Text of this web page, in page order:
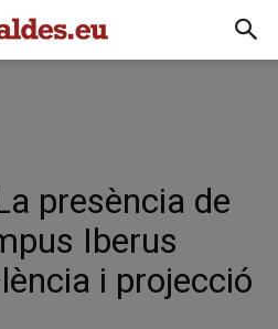
presència de
Iberus
i projecció